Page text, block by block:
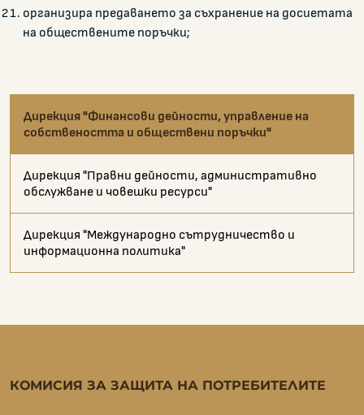
организира предаването за съхранение на досиетата
на обществените поръчки;
Дирекция "Финансови дейности, управление на
собствеността и обществени поръчки"
Дирекция "Правни дейности, административно
обслужване и човешки ресурси"
Дирекция "Международно сътрудничество и
информационна политика"
КОМИСИЯ ЗА ЗАЩИТА НА ПОТРЕБИТЕЛИТЕ